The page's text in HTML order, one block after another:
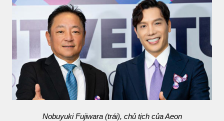
Nobuyuki Fujiwara (trái), chủ tịch của Aeon